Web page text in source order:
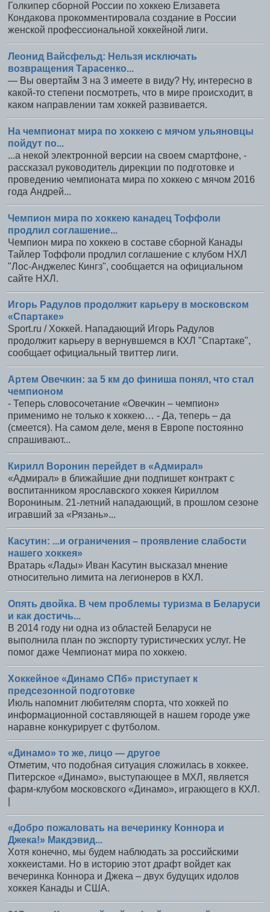
Голкипер сборной России по хоккею Елизавета
Кондакова прокомментировала создание в России
женской профессиональной хоккейной лиги.
Леонид Вайсфельд: Нельзя исключать
возвращения Тарасенко...
— Вы овертайм 3 на 3 имеете в виду? Ну, интересно в
какой-то степени посмотреть, что в мире происходит, в
каком направлении там хоккей развивается.
На чемпионат мира по хоккею с мячом ульяновцы
пойдут по...
...а некой электронной версии на своем смартфоне, -
рассказал руководитель дирекции по подготовке и
проведению чемпионата мира по хоккею с мячом 2016
года Андрей...
Чемпион мира по хоккею канадец Тоффоли
продлил соглашение...
Чемпион мира по хоккею в составе сборной Канады
Тайлер Тоффоли продлил соглашение с клубом НХЛ
"Лос-Анджелес Кингз", сообщается на официальном
сайте НХЛ.
Игорь Радулов продолжит карьеру в московском
«Спартаке»
Sport.ru / Хоккей. Нападающий Игорь Радулов
продолжит карьеру в вернувшемся в КХЛ "Спартаке",
сообщает официальный твиттер лиги.
Артем Овечкин: за 5 км до финиша понял, что стал
чемпионом
- Теперь словосочетание «Овечкин – чемпион»
применимо не только к хоккею… - Да, теперь – да
(смеется). На самом деле, меня в Европе постоянно
спрашивают...
Кирилл Воронин перейдет в «Адмирал»
«Адмирал» в ближайшие дни подпишет контракт с
воспитанником ярославского хоккея Кириллом
Ворониным. 21-летний нападающий, в прошлом сезоне
игравший за «Рязань»...
Касутин: ...и ограничения – проявление слабости
нашего хоккея»
Вратарь «Лады» Иван Касутин высказал мнение
относительно лимита на легионеров в КХЛ.
Опять двойка. В чем проблемы туризма в Беларуси
и как достичь...
В 2014 году ни одна из областей Беларуси не
выполнила план по экспорту туристических услуг. Не
помог даже Чемпионат мира по хоккею.
Хоккейное «Динамо СПб» приступает к
предсезонной подготовке
Июль напомнит любителям спорта, что хоккей по
информационной составляющей в нашем городе уже
наравне конкурирует с футболом.
«Динамо» то же, лицо — другое
Отметим, что подобная ситуация сложилась в хоккее.
Питерское «Динамо», выступающее в МХЛ, является
фарм-клубом московского «Динамо», играющего в КХЛ.
«Добро пожаловать на вечеринку Коннора и
Джека!» Макдэвид...
Хотя конечно, мы будем наблюдать за российскими
хоккеистами. Но в историю этот драфт войдет как
вечеринка Коннора и Джека – двух будущих идолов
хоккея Канады и США.